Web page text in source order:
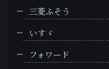
三菱ふそう
いすゞ
フォワード